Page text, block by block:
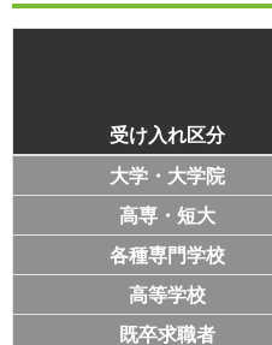
受け入れ区分
大学・大学院
高専・短大
各種専門学校
高等学校
既卒求職者